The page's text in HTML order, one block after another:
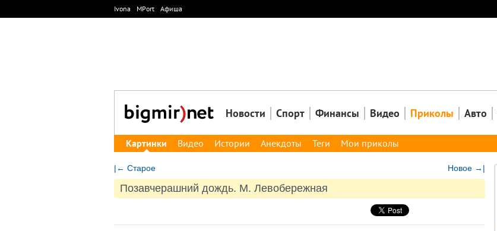
Закрыть
Ivona MPort Афиша
Новости Спорт Финансы Видео Приколы Авто
Картинки Видео Истории Анекдоты Теги Мои приколы
|← Старое Новое →|
Позавчерашний дождь. М. Левобережная